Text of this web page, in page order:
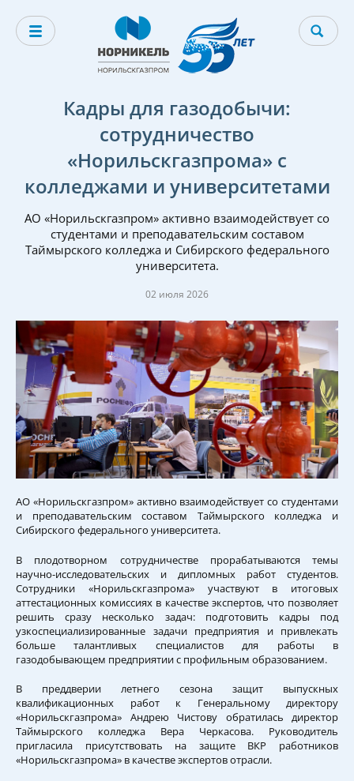
Кадры для газодобычи:
сотрудничество
«Норильскгазпрома» с
колледжами и университетами
АО «Норильскгазпром» активно взаимодействует со
студентами и преподавательским составом
Таймырского колледжа и Сибирского федерального
университета.
02 июля 2026
АО «Норильскгазпром» активно взаимодействует со студентами
и преподавательским составом Таймырского колледжа и
Сибирского федерального университета.
В плодотворном сотрудничестве прорабатываются темы
научно-исследовательских и дипломных работ студентов.
Сотрудники «Норильскгазпрома» участвуют в итоговых
аттестационных комиссиях в качестве экспертов, что позволяет
решить сразу несколько задач: подготовить кадры под
узкоспециализированные задачи предприятия и привлекать
больше талантливых специалистов для работы в
газодобывающем предприятии с профильным образованием.
В преддверии летнего сезона защит выпускных
квалификационных работ к Генеральному директору
«Норильскгазпрома» Андрею Чистову обратилась директор
Таймырского колледжа Вера Черкасова. Руководитель
пригласила присутствовать на защите ВКР работников
«Норильскгазпрома» в качестве экспертов отрасли.